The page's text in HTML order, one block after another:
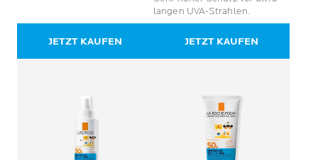
Bewertungen
JETZT KAUFEN
5
Sternen.
Bewertungen
langen UVA-Strahlen.
JETZT KAUFEN